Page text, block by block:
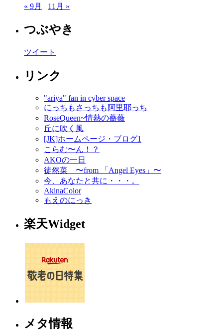
« 9月
11月 »
つぶやき
ツイート
リンク
"ariya" fan in cyber space
にっちもさっちも阿里耶っち
RoseQueen~情熱の薔薇
丘に吹く風
[JK]ホームページ・ブログ1
こらむ〜ん！？
AKOの一日
徒然菜 〜from 「Angel Eyes」〜
今、あなたと共に・・・。
AkinaColor
もえのにっき
楽天Widget
メタ情報